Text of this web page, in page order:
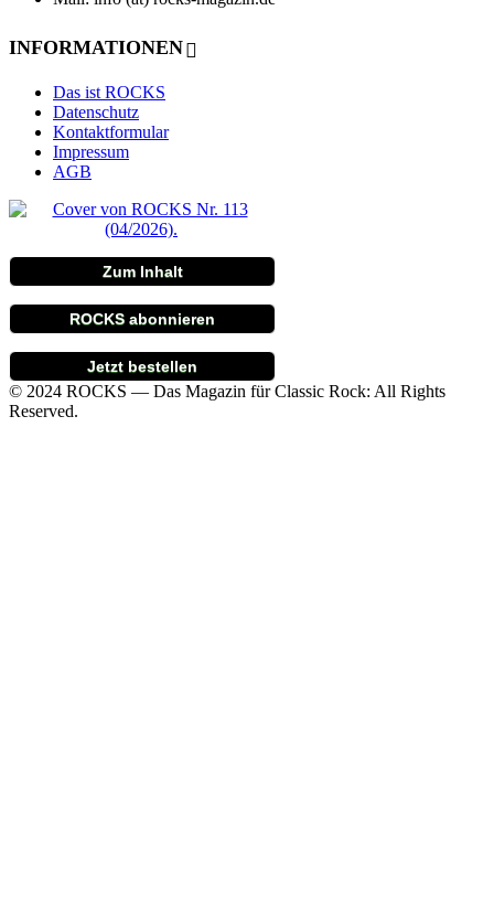
INFORMATIONEN
Das ist ROCKS
Datenschutz
Kontaktformular
Impressum
AGB
Zum Inhalt
ROCKS abonnieren
Jetzt bestellen
© 2024 ROCKS — Das Magazin für Classic Rock: All Rights
Reserved.